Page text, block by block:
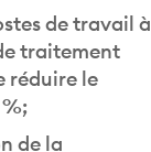
de travail à
traitement
réduire le
de la